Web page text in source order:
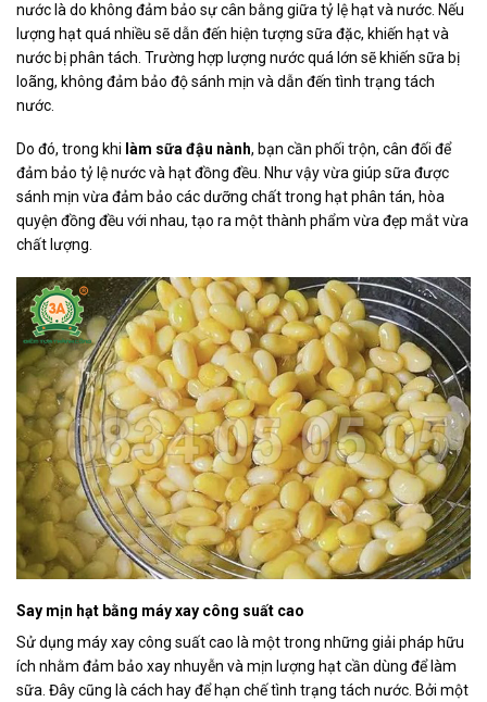
nước là do không đảm bảo sự cân bằng giữa tỷ lệ hạt và nước. Nếu
lượng hạt quá nhiều sẽ dẫn đến hiện tượng sữa đặc, khiến hạt và
nước bị phân tách. Trường hợp lượng nước quá lớn sẽ khiến sữa bị
loãng, không đảm bảo độ sánh mịn và dẫn đến tình trạng tách
nước.
Do đó, trong khi làm sữa đậu nành, bạn cần phối trộn, cân đối để
đảm bảo tỷ lệ nước và hạt đồng đều. Như vậy vừa giúp sữa được
sánh mịn vừa đảm bảo các dưỡng chất trong hạt phân tán, hòa
quyện đồng đều với nhau, tạo ra một thành phẩm vừa đẹp mắt vừa
chất lượng.
Say mịn hạt bằng máy xay công suất cao
Sử dụng máy xay công suất cao là một trong những giải pháp hữu
ích nhằm đảm bảo xay nhuyễn và mịn lượng hạt cần dùng để làm
sữa. Đây cũng là cách hay để hạn chế tình trạng tách nước. Bởi một